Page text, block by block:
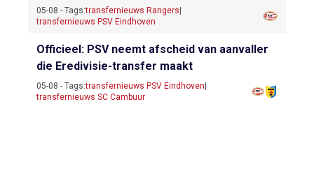
05-08 - Tags:transfernieuws Rangers
transfernieuws PSV Eindhoven
Officieel: PSV neemt afscheid van aanvaller
die Eredivisie-transfer maakt
05-08 - Tags:transfernieuws PSV Eindhoven
transfernieuws SC Cambuur